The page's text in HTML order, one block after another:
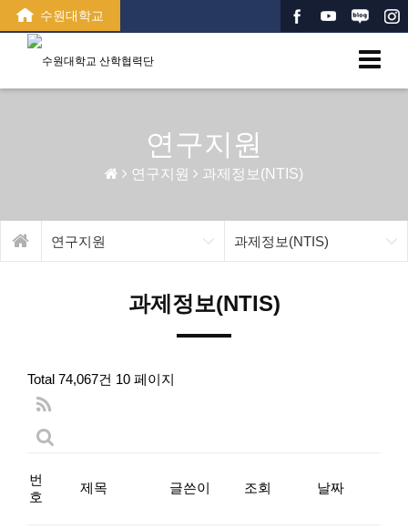
수원대학교
연구지원
연구지원 과제정보(NTIS)
연구지원 과제정보(NTIS)
과제정보(NTIS)
Total 74,067건 10 페이지
번
호
제목 글쓴이 조회 날짜